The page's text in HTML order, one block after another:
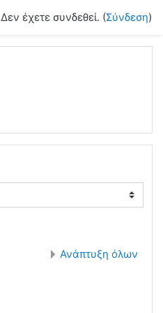
Δεν έχετε συνδεθεί. (Σύνδεση)
Ανάπτυξη όλων